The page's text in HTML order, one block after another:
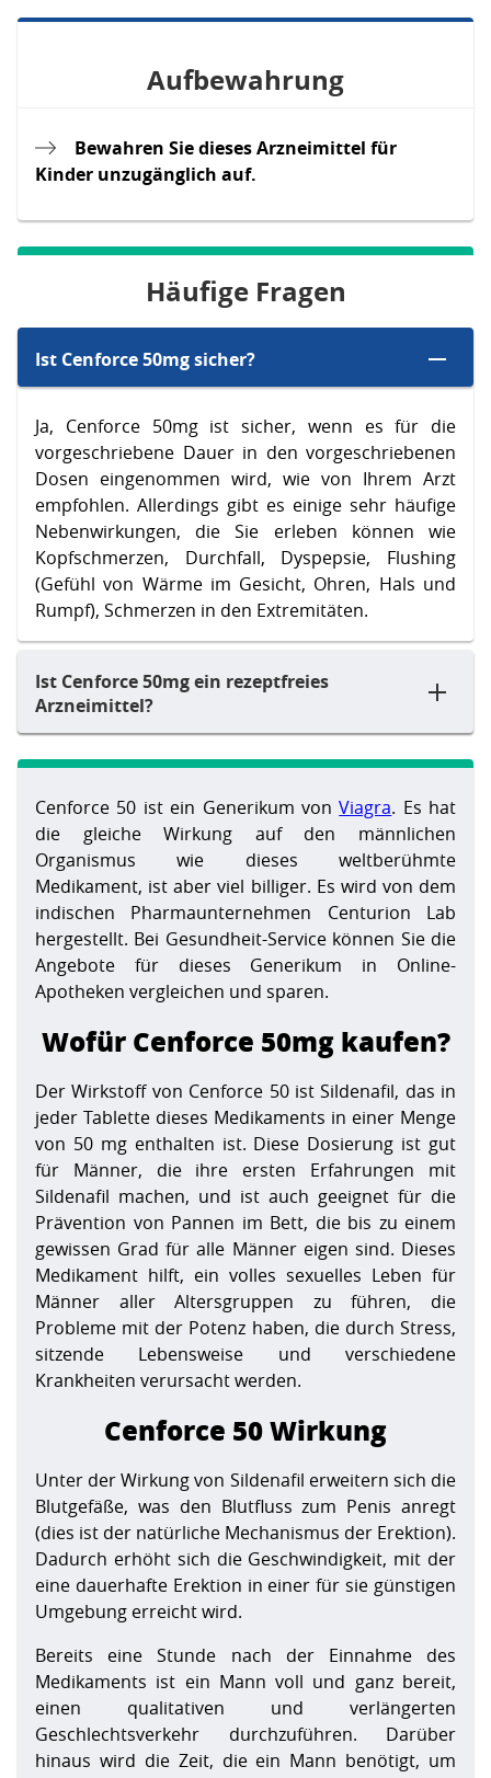
Aufbewahrung
Bewahren Sie dieses Arzneimittel für
Kinder unzugänglich auf.
Häufige Fragen
Ist Cenforce 50mg sicher?
Ja, Cenforce 50mg ist sicher, wenn es für die
vorgeschriebene Dauer in den vorgeschriebenen
Dosen eingenommen wird, wie von Ihrem Arzt
empfohlen. Allerdings gibt es einige sehr häufige
Nebenwirkungen, die Sie erleben können wie
Kopfschmerzen, Durchfall, Dyspepsie, Flushing
(Gefühl von Wärme im Gesicht, Ohren, Hals und
Rumpf), Schmerzen in den Extremitäten.
Ist Cenforce 50mg ein rezeptfreies
Arzneimittel?
Cenforce 50 ist ein Generikum vonViagra. Es hat
die gleiche Wirkung auf den männlichen
Organismus wie dieses weltberühmte
Medikament, ist aber viel billiger. Es wird von dem
indischen Pharmaunternehmen Centurion Lab
hergestellt. Bei Gesundheit-Service können Sie die
Angebote für dieses Generikum in Online-
Apotheken vergleichen und sparen.
Wofür Cenforce 50mg kaufen?
Der Wirkstoff von Cenforce 50 ist Sildenafil, das in
jeder Tablette dieses Medikaments in einer Menge
von 50 mg enthalten ist. Diese Dosierung ist gut
für Männer, die ihre ersten Erfahrungen mit
Sildenafil machen, und ist auch geeignet für die
Prävention von Pannen im Bett, die bis zu einem
gewissen Grad für alle Männer eigen sind. Dieses
Medikament hilft, ein volles sexuelles Leben für
Männer aller Altersgruppen zu führen, die
Probleme mit der Potenz haben, die durch Stress,
sitzende Lebensweise und verschiedene
Krankheiten verursacht werden.
Cenforce 50 Wirkung
Unter der Wirkung von Sildenafil erweitern sich die
Blutgefäße, was den Blutfluss zum Penis anregt
(dies ist der natürliche Mechanismus der Erektion).
Dadurch erhöht sich die Geschwindigkeit, mit der
eine dauerhafte Erektion in einer für sie günstigen
Umgebung erreicht wird.
Bereits eine Stunde nach der Einnahme des
Medikaments ist ein Mann voll und ganz bereit,
einen qualitativen und verlängerten
Geschlechtsverkehr durchzuführen. Darüber
hinaus wird die Zeit, die ein Mann benötigt, um